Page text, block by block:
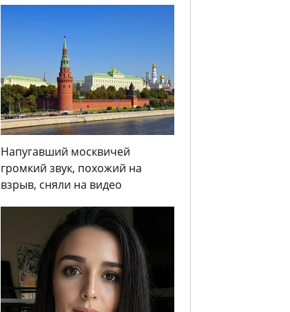
Напугавший москвичей
громкий звук, похожий на
взрыв, сняли на видео